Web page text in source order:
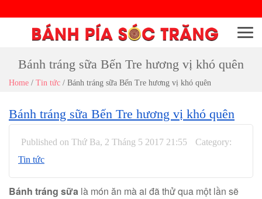
Menu
Bánh tráng sữa Bến Tre hương vị khó quên
Home / Tin tức / Bánh tráng sữa Bến Tre hương vị khó quên
Bánh tráng sữa Bến Tre hương vị khó quên
Published on Thứ Ba, 2 Tháng 5 2017 21:55
Category:
Tin tức
Bánh tráng sữa là món ăn mà ai đã thử qua một lần sẽ